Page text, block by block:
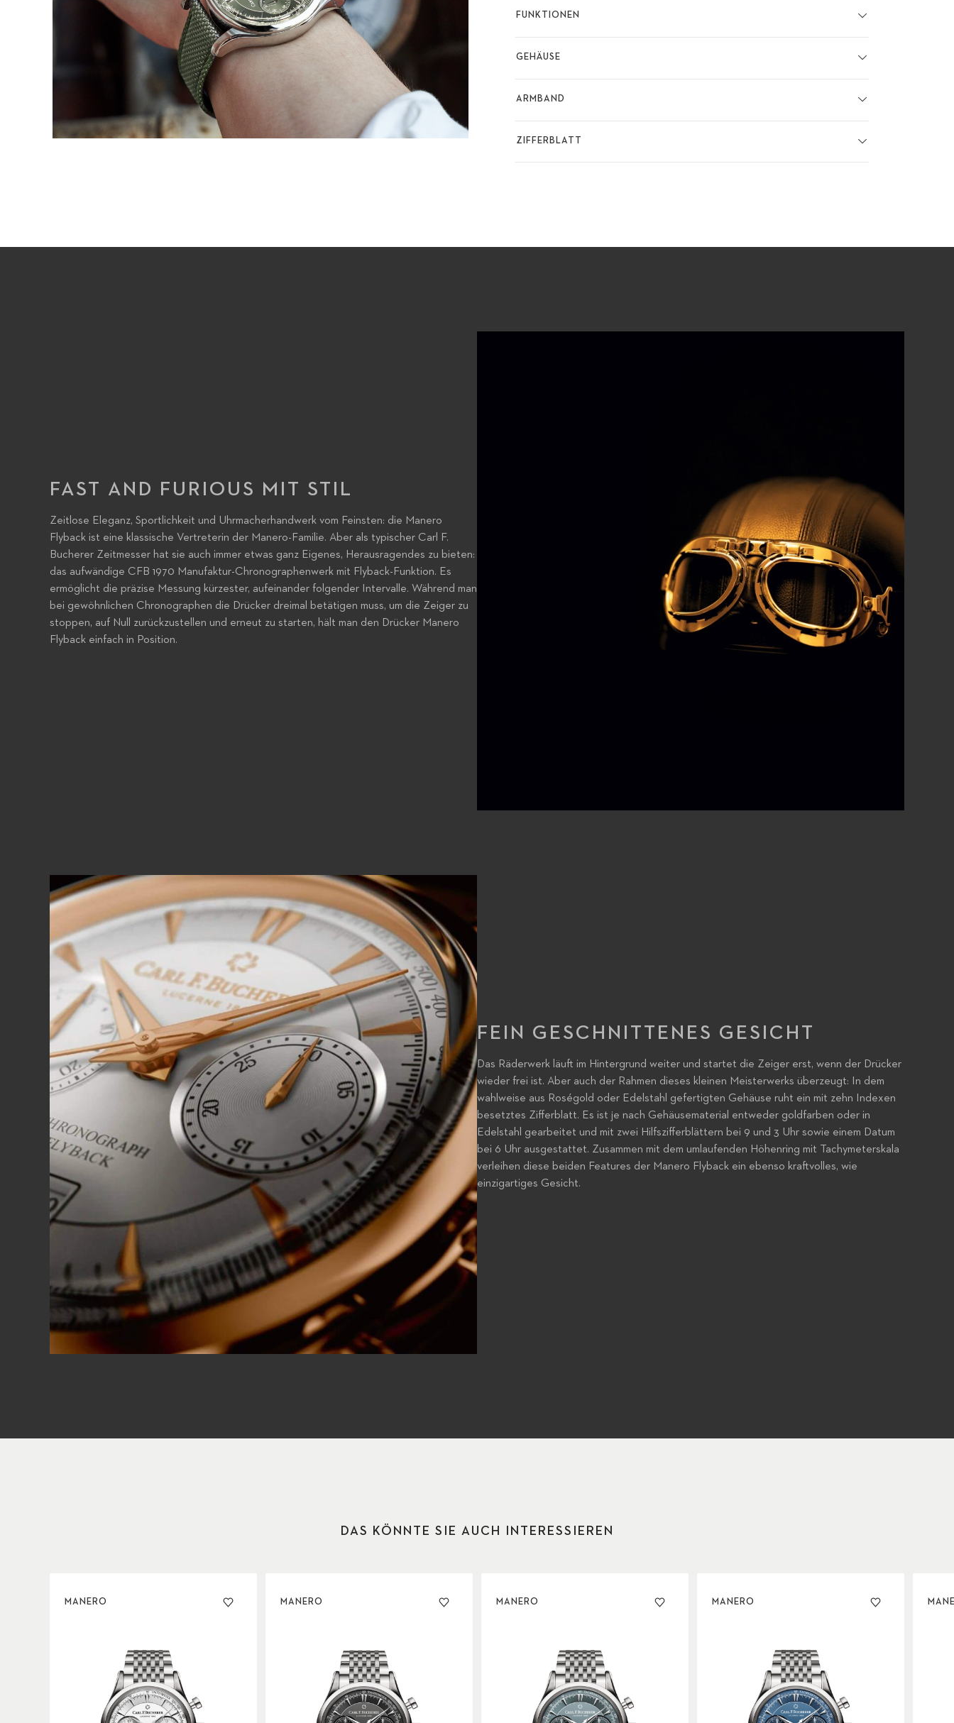
FUNKTIONEN
GEHÄUSE
ARMBAND
ZIFFERBLATT
FAST AND FURIOUS MIT STIL
Zeitlose Eleganz, Sportlichkeit und Uhrmacherhandwerk vom Feinsten: die Manero
Flyback ist eine klassische Vertreterin der Manero-Familie. Aber als typischer Carl F.
Bucherer Zeitmesser hat sie auch immer etwas ganz Eigenes, Herausragendes zu bieten:
das aufwändige CFB 1970 Manufaktur-Chronographenwerk mit Flyback-Funktion. Es
ermöglicht die präzise Messung kürzester, aufeinander folgender Intervalle. Während man
bei gewöhnlichen Chronographen die Drücker dreimal betätigen muss, um die Zeiger zu
stoppen, auf Null zurückzustellen und erneut zu starten, hält man den Drücker Manero
Flyback einfach in Position.
FEIN GESCHNITTENES GESICHT
Das Räderwerk läuft im Hintergrund weiter und startet die Zeiger erst, wenn der Drücker
wieder frei ist. Aber auch der Rahmen dieses kleinen Meisterwerks überzeugt: In dem
wahlweise aus Roségold oder Edelstahl gefertigten Gehäuse ruht ein mit zehn Indexen
besetztes Zifferblatt. Es ist je nach Gehäusematerial entweder goldfarben oder in
Edelstahl gearbeitet und mit zwei Hilfszifferblättern bei 9 und 3 Uhr sowie einem Datum
bei 6 Uhr ausgestattet. Zusammen mit dem umlaufenden Höhenring mit Tachymeterskala
verleihen diese beiden Features der Manero Flyback ein ebenso kraftvolles, wie
einzigartiges Gesicht.
DAS KÖNNTE SIE AUCH INTERESSIEREN
MANERO MANERO MANERO MANERO